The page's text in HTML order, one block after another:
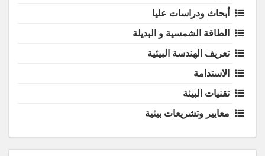
أبحاث ودراسات عليا
الطاقة الشمسية و البديلة
تعريف الهندسة البيئية
الاستدامة
تقنيات البيئة
معايير وتشريعات بيئية